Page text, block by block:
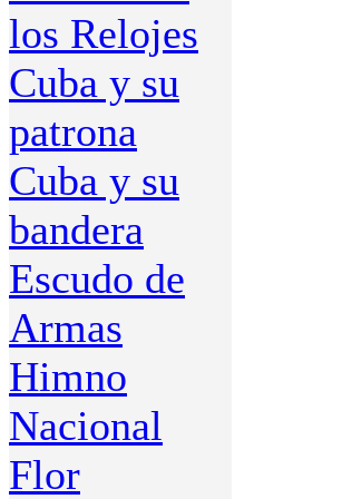
los Relojes
Cuba y su
patrona
Cuba y su
bandera
Escudo de
Armas
Himno
Nacional
Flor